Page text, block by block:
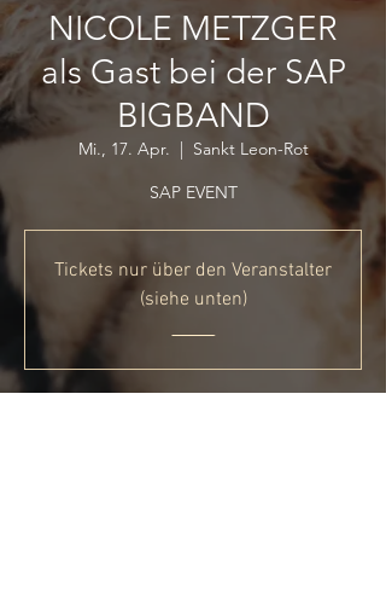
NICOLE METZGER
als Gast bei der SAP
BIGBAND
Mi., 17. Apr.
  |
Sankt Leon-Rot
SAP EVENT
Tickets nur über den Veranstalter
(siehe unten)
_____